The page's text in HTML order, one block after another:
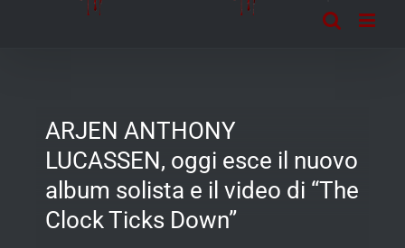
ARJEN ANTHONY
LUCASSEN, oggi esce il nuovo
album solista e il video di “The
Clock Ticks Down”